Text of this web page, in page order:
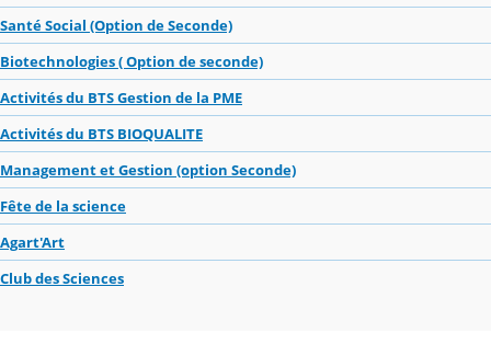
Santé Social (Option de Seconde)
Biotechnologies ( Option de seconde)
Activités du BTS Gestion de la PME
Activités du BTS BIOQUALITE
Management et Gestion (option Seconde)
Fête de la science
Agart'Art
Club des Sciences